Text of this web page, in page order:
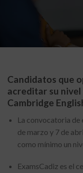
Candidatos que
acreditar su nivel
Cambridge
La convocatoria de
de marzo y 7 de
como mínimo un
ExamsCadiz es el